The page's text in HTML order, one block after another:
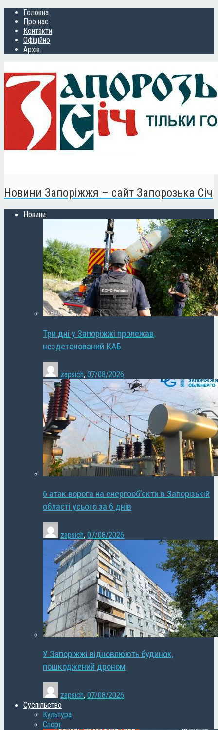
Головна
Про нас
Контакти
Офіційно
Архів
Новини Запоріжжя – сайт Запорозька Січ
Новини
Три дні у Запоріжжі пролежав
нездетонований КАБ
zapsich, 07/08/2026
6 атак ворога на енергооб’єкти в Запорізькій
області усього за 6 днів
zapsich, 07/08/2026
У Запоріжжі відновлюють будинок,
пошкоджений дроном
zapsich, 07/08/2026
Суспільство
Культура
Спорт